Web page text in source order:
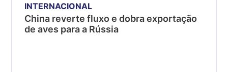
Suíno - Estadual
SC
INTERNACIONAL
China reverte fluxo e dobra exportação
de aves para a Rússia